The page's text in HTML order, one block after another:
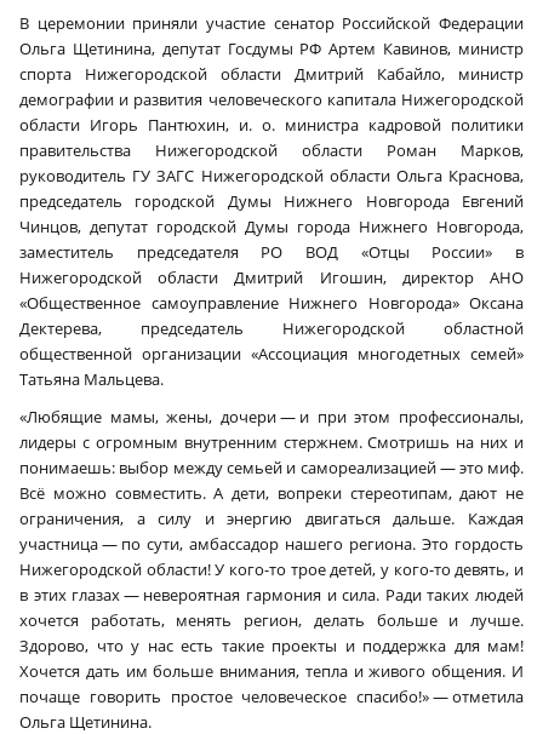
В церемонии приняли участие сенатор Российской Федерации
Ольга Щетинина, депутат Госдумы РФ Артем Кавинов, министр
спорта Нижегородской области Дмитрий Кабайло, министр
демографии и развития человеческого капитала Нижегородской
области Игорь Пантюхин, и. о. министра кадровой политики
правительства Нижегородской области Роман Марков,
руководитель ГУ ЗАГС Нижегородской области Ольга Краснова,
председатель городской Думы Нижнего Новгорода Евгений
Чинцов, депутат городской Думы города Нижнего Новгорода,
заместитель председателя РО ВОД «Отцы России» в
Нижегородской области Дмитрий Игошин, директор АНО
«Общественное самоуправление Нижнего Новгорода» Оксана
Дектерева, председатель Нижегородской областной
общественной организации «Ассоциация многодетных семей»
Татьяна Мальцева.
«Любящие мамы, жены, дочери — и при этом профессионалы,
лидеры с огромным внутренним стержнем. Смотришь на них и
понимаешь: выбор между семьей и самореализацией — это миф.
Всё можно совместить. А дети, вопреки стереотипам, дают не
ограничения, а силу и энергию двигаться дальше. Каждая
участница — по сути, амбассадор нашего региона. Это гордость
Нижегородской области! У кого-то трое детей, у кого-то девять, и
в этих глазах — невероятная гармония и сила. Ради таких людей
хочется работать, менять регион, делать больше и лучше.
Здорово, что у нас есть такие проекты и поддержка для мам!
Хочется дать им больше внимания, тепла и живого общения. И
почаще говорить простое человеческое спасибо!» — отметила
Ольга Щетинина.